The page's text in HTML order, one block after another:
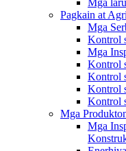
Mga
Pagkain at
Mga
Kontrol
Mga
Kontrol
Kontrol
Kontrol
Kontrol
Mga
Mga